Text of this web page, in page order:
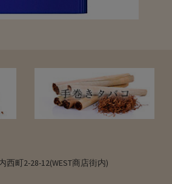
西町2-28-12(WEST商店街内)